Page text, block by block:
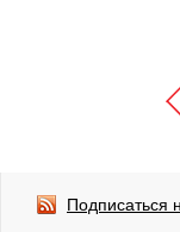
Подписаться